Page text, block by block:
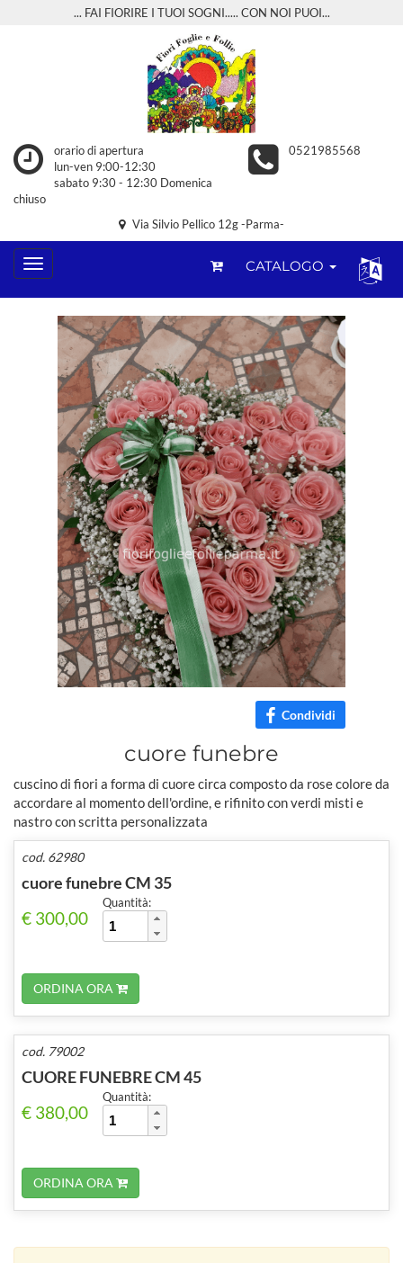
... FAI FIORIRE I TUOI SOGNI..... CON NOI PUOI...
orario di apertura
lun-ven 9:00-12:30
sabato 9:30 - 12:30 Domenica
chiuso
0521985568
Via Silvio Pellico 12g -Parma-
CATALOGO
Condividi
cuore funebre
cuscino di fiori a forma di cuore circa composto da rose colore da
accordare al momento dell'ordine, e rifinito con verdi misti e
nastro con scritta personalizzata
cod. 62980
cuore funebre CM 35
€ 300,00
Quantità:
ORDINA ORA
cod. 79002
CUORE FUNEBRE CM 45
€ 380,00
Quantità:
ORDINA ORA